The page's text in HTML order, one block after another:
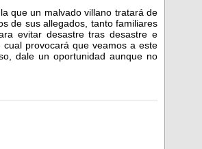
que un malvado villano tratará de
de sus allegados, tanto familiares
evitar desastre tras desastre e
provocará que veamos a este
dale un oportunidad aunque no